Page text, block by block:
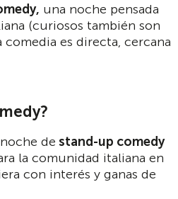
una noche pensada
(curiosos también son
es directa, cercana
de stand-up comedy
la comunidad italiana en
con interés y ganas de